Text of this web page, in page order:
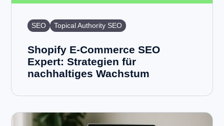
SEO Topical Authority SEO
Shopify E-Commerce SEO
Expert: Strategien für
nachhaltiges Wachstum